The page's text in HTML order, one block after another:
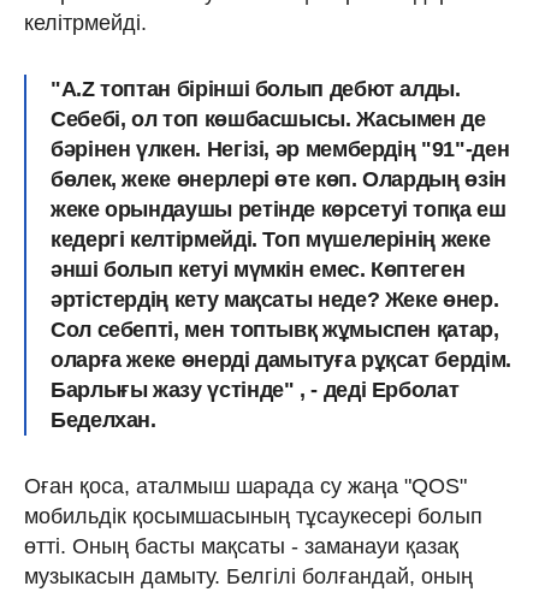
келітрмейді.
"A.Z топтан бірінші болып дебют алды.
Себебі, ол топ көшбасшысы. Жасымен де
бәрінен үлкен. Негізі, әр мембердің "91"-ден
бөлек, жеке өнерлері өте көп. Олардың өзін
жеке орындаушы ретінде көрсетуі топқа еш
кедергі келтірмейді. Топ мүшелерінің жеке
әнші болып кетуі мүмкін емес. Көптеген
әртістердің кету мақсаты неде? Жеке өнер.
Сол себепті, мен топтывқ жұмыспен қатар,
оларға жеке өнерді дамытуға рұқсат бердім.
Барлығы жазу үстінде" , - деді Ерболат
Беделхан.
Оған қоса, аталмыш шарада су жаңа "QOS"
мобильдік қосымшасының тұсаукесері болып
өтті. Оның басты мақсаты - заманауи қазақ
музыкасын дамыту. Белгілі болғандай, оның